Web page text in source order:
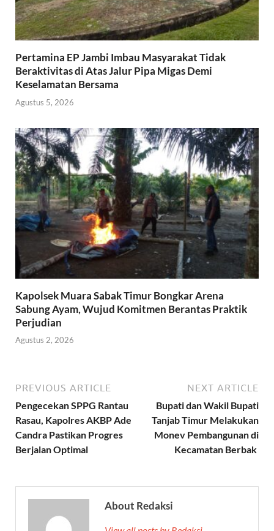
Pertamina EP Jambi Imbau Masyarakat Tidak
Beraktivitas di Atas Jalur Pipa Migas Demi
Keselamatan Bersama
Agustus 5, 2026
Kapolsek Muara Sabak Timur Bongkar Arena
Sabung Ayam, Wujud Komitmen Berantas Praktik
Perjudian
Agustus 2, 2026
PREVIOUS ARTICLE
Pengecekan SPPG Rantau
Rasau, Kapolres AKBP Ade
Candra Pastikan Progres
Berjalan Optimal
NEXT ARTICLE
Bupati dan Wakil Bupati
Tanjab Timur Melakukan
Monev Pembangunan di
Kecamatan Berbak
About Redaksi